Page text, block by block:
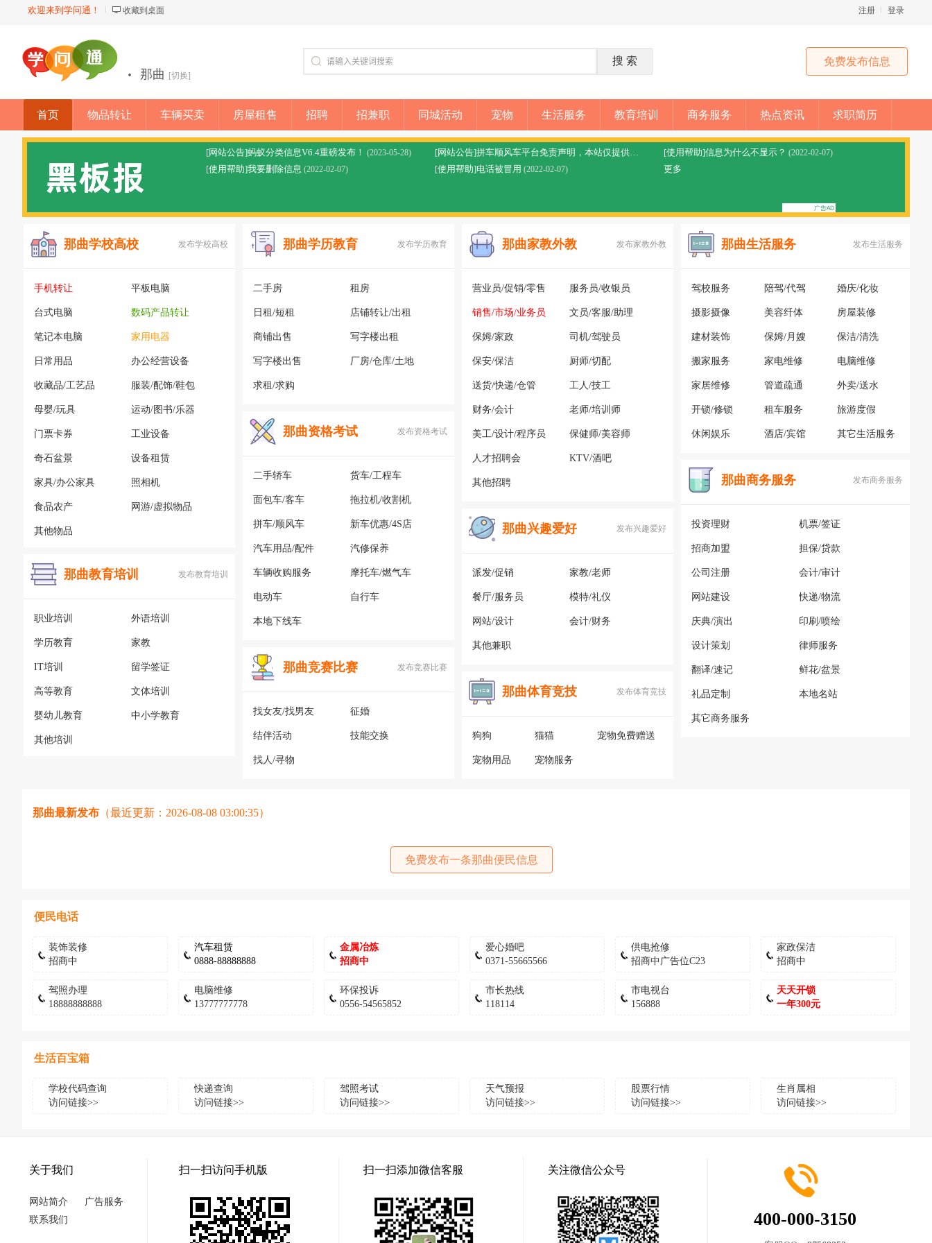
欢迎来到学问通！ 收藏到桌面 登录
注册
免费发布信息
· 那曲 [切换]
首页 物品转让 车辆买卖 房屋租售 招聘 招兼职 同城活动 宠物 生活服务 教育培训 商务服务 热点资讯 求职简历
店铺
[网站公告]蚂蚁分类信息V6.4重磅发布！ (2023-05-28) [网站公告]拼车顺风车平台免责声明，本站仅提供信息分享 (2023-05-28)
[使用帮助]信息为什么不显示？ (2022-02-07)
[使用帮助]我要删除信息 (2022-02-07) [使用帮助]电话被冒用 (2022-02-07) 更多
那曲学校高校 发布学校高校
手机转让 平板电脑
台式电脑 数码产品转让
笔记本电脑 家用电器
日常用品 办公经营设备
收藏品/工艺品 服装/配饰/鞋包
母婴/玩具 运动/图书/乐器
门票卡券 工业设备
奇石盆景 设备租赁
家具/办公家具 照相机
食品农产 网游/虚拟物品
其他物品
那曲教育培训 发布教育培训
职业培训 外语培训
学历教育 家教
IT培训 留学签证
高等教育 文体培训
婴幼儿教育 中小学教育
其他培训
那曲学历教育 发布学历教育
二手房 租房
日租/短租 店铺转让/出租
商铺出售 写字楼出租
写字楼出售 厂房/仓库/土地
求租/求购
那曲资格考试 发布资格考试
二手轿车 货车/工程车
面包车/客车 拖拉机/收割机
拼车/顺风车 新车优惠/4S店
汽车用品/配件 汽修保养
车辆收购服务 摩托车/燃气车
电动车 自行车
本地下线车
那曲竞赛比赛 发布竞赛比赛
找女友/找男友 征婚
结伴活动 技能交换
找人/寻物
那曲家教外教 发布家教外教
营业员/促销/零售 服务员/收银员
销售/市场/业务员 文员/客服/助理
保姆/家政 司机/驾驶员
保安/保洁 厨师/切配
送货/快递/仓管 工人/技工
财务/会计 老师/培训师
美工/设计/程序员 保健师/美容师
人才招聘会 KTV/酒吧
其他招聘
那曲兴趣爱好 发布兴趣爱好
派发/促销 家教/老师
餐厅/服务员 模特/礼仪
网站/设计 会计/财务
其他兼职
那曲体育竞技 发布体育竞技
狗狗 猫猫 宠物免费赠送
宠物用品 宠物服务
那曲生活服务 发布生活服务
驾校服务 陪驾/代驾 婚庆/化妆
摄影摄像 美容纤体 房屋装修
建材装饰 保姆/月嫂 保洁/清洗
搬家服务 家电维修 电脑维修
家居维修 管道疏通 外卖/送水
开锁/修锁 租车服务 旅游度假
休闲娱乐 酒店/宾馆 其它生活服务
那曲商务服务 发布商务服务
投资理财 机票/签证
招商加盟 担保/贷款
公司注册 会计/审计
网站建设 快递/物流
庆典/演出 印刷/喷绘
设计策划 律师服务
翻译/速记 鲜花/盆景
礼品定制 本地名站
其它商务服务
那曲最新发布 （最近更新：2026-08-08 03:00:35）
免费发布一条那曲便民信息
便民电话
装饰装修
招商中
汽车租赁
0888-88888888
金属冶炼
招商中
爱心婚吧
0371-55665566
供电抢修
招商中广告位C23
家政保洁
招商中
驾照办理
18888888888
电脑维修
13777777778
环保投诉
0556-54565852
市长热线
118114
市电视台
156888
天天开锁
一年300元
生活百宝箱
学校代码查询
访问链接>>
快递查询
访问链接>>
驾照考试
访问链接>>
天气预报
访问链接>>
股票行情
访问链接>>
生肖属相
访问链接>>
关于我们
网站简介
广告服务
联系我们
扫一扫访问手机版 扫一扫添加微信客服 关注微信公众号
400-000-3150